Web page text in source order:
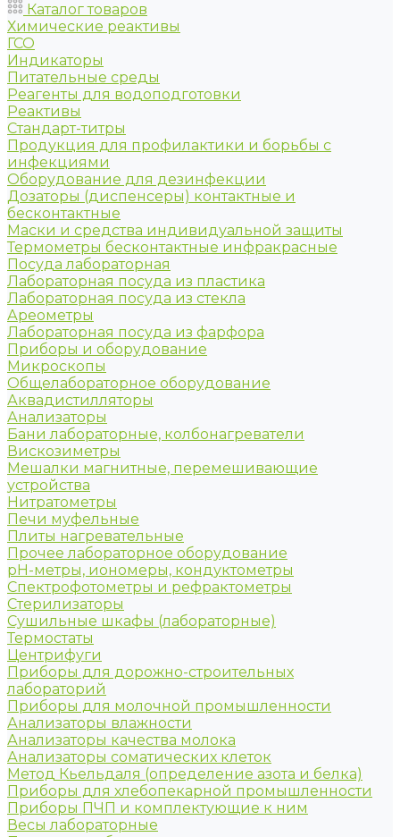
Каталог товаров
Химические реактивы
ГСО
Индикаторы
Питательные среды
Реагенты для водоподготовки
Реактивы
Стандарт-титры
Продукция для профилактики и борьбы с
инфекциями
Оборудование для дезинфекции
Дозаторы (диспенсеры) контактные и
бесконтактные
Маски и средства индивидуальной защиты
Термометры бесконтактные инфракрасные
Посуда лабораторная
Лабораторная посуда из пластика
Лабораторная посуда из стекла
Ареометры
Лабораторная посуда из фарфора
Приборы и оборудование
Микроскопы
Общелабораторное оборудование
Аквадистилляторы
Анализаторы
Бани лабораторные, колбонагреватели
Вискозиметры
Мешалки магнитные, перемешивающие
устройства
Нитратометры
Печи муфельные
Плиты нагревательные
Прочее лабораторное оборудование
рН-метры, иономеры, кондуктометры
Спектрофотометры и рефрактометры
Стерилизаторы
Сушильные шкафы (лабораторные)
Термостаты
Центрифуги
Приборы для дорожно-строительных
лабораторий
Приборы для молочной промышленности
Анализаторы влажности
Анализаторы качества молока
Анализаторы соматических клеток
Метод Кьельдаля (определение азота и белка)
Приборы для хлебопекарной промышленности
Приборы ПЧП и комплектующие к ним
Весы лабораторные